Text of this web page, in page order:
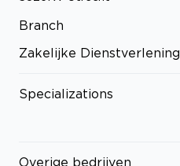
Branch
Zakelijke Dienstverlening
Specializations
Overige bedrijven